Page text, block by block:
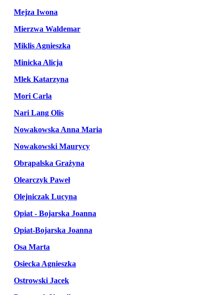
Mejza Iwona
Mierzwa Waldemar
Miklis Agnieszka
Minicka Alicja
Mlek Katarzyna
Mori Carla
Nari Lang Olis
Nowakowska Anna Maria
Nowakowski Maurycy
Obrąpalska Grażyna
Olearczyk Paweł
Olejniczak Lucyna
Opiat - Bojarska Joanna
Opiat-Bojarska Joanna
Osa Marta
Osiecka Agnieszka
Ostrowski Jacek